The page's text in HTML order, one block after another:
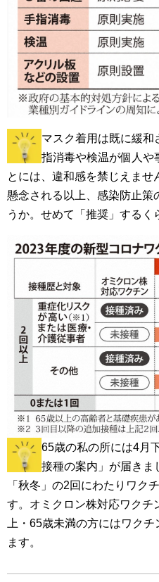
マスク着用は既に緩
指消毒や検温が個人や
とには、違和感を禁じえま
懸念される以上、感染防止策
うか。せめて「推奨」するく
65歳の私の所には4月
接種の案内」が届きま
「秋冬」の2回にわたりワク
す。オミクロン株対応ワクチ
上・65歳未満の方にはワク
ます。